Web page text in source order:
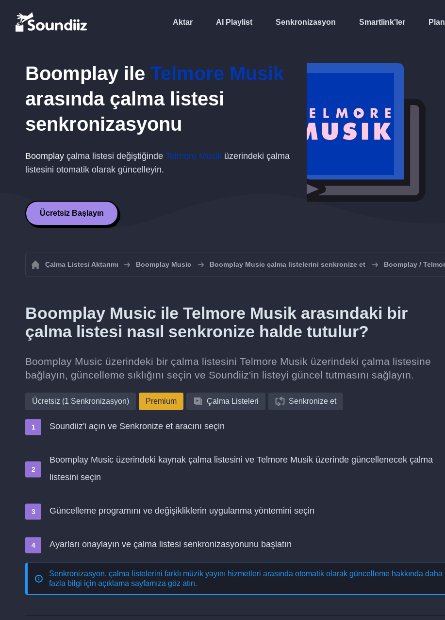
Aktar AI Playlist Senkronizasyon Smartlink'ler
Boomplay ile Telmore Musik
arasında çalma listesi
senkronizasyonu
Boomplay çalma listesi değiştiğinde Telmore Musik üzerindeki çalma
listesini otomatik olarak güncelleyin.
Ücretsiz Başlayın
Çalma Listesi Aktarımı Boomplay Music Boomplay Music çalma listelerini senkronize et Boomplay /
Boomplay Music ile Telmore Musik arasındaki bir
çalma listesi nasıl senkronize halde tutulur?
Boomplay Music üzerindeki bir çalma listesini Telmore Musik üzerindeki çalma listesine
bağlayın, güncelleme sıklığını seçin ve Soundiiz'in listeyi güncel tutmasını sağlayın.
Ücretsiz (1 Senkronizasyon) Premium Çalma Listeleri Senkronize et
Soundiiz'i açın ve Senkronize et aracını seçin
Boomplay Music üzerindeki kaynak çalma listesini ve Telmore Musik üzerinde güncellenecek çalma
listesini seçin
Güncelleme programını ve değişikliklerin uygulanma yöntemini seçin
Ayarları onaylayın ve çalma listesi senkronizasyonunu başlatın
Senkronizasyon, çalma listelerini farklı müzik yayını hizmetleri arasında otomatik olarak güncelleme hakkında daha
fazla bilgi için açıklama sayfamıza göz atın.